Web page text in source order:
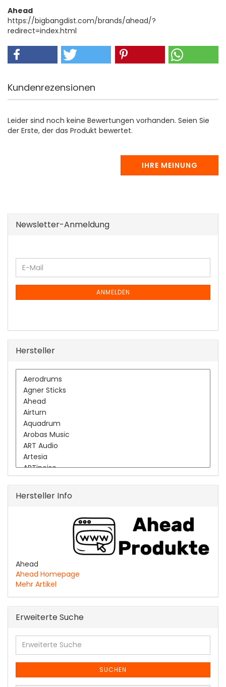
Ahead
https://bigbangdist.com/brands/ahead/?
redirect=index.html
Kundenrezensionen
Leider sind noch keine Bewertungen vorhanden. Seien Sie
der Erste, der das Produkt bewertet.
IHRE MEINUNG
Newsletter-Anmeldung
WEITER
ZUR
NEWSLETTER-
E-
Mail
ANMELDEN
Hersteller
Hersteller Info
Ahead
Ahead Homepage
Mehr Artikel
Erweiterte Suche
Erweiterte
Suche
SUCHEN